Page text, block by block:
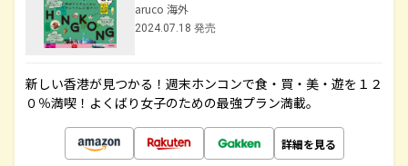
aruco 海外
2024.07.18 発売
新しい香港が見つかる！週末ホンコンで食・買・美・遊を１２
０％満喫！よくばり女子のための最強プラン満載。
詳細を見る